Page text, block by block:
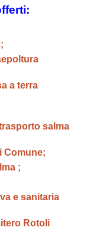
a terra
salma
Comune;
;
e sanitaria
Rotoli